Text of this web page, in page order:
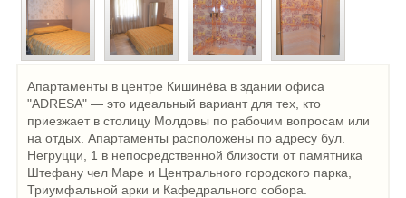
Апартаменты в центре Кишинёва в здании офиса
"ADRESA" — это идеальный вариант для тех, кто
приезжает в столицу Молдовы по рабочим вопросам или
на отдых. Апартаменты расположены по адресу бул.
Негруцци, 1 в непосредственной близости от памятника
Штефану чел Маре и Центрального городского парка,
Триумфальной арки и Кафедрального собора.